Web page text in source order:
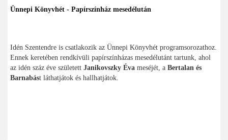
Ünnepi Könyvhét - Papírszínház mesedélután
Idén Szentendre is csatlakozik az Ünnepi Könyvhét programsorozathoz.
Ennek keretében rendkívüli papírszínházas mesedélutánt tartunk, ahol
az idén száz éve született Janikovszky Éva meséjét, a Bertalan és
Barnabást láthatjátok és hallhatjátok.